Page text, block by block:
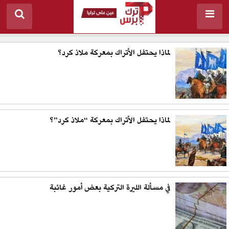
لماذا يحتفل الأتراك بمعركة ملاذ كرد؟
لماذا يحتفل الأتراك بمعركة “ملاذ كرد”؟
في مسألة الليرة التركية بعض أمور غائبة